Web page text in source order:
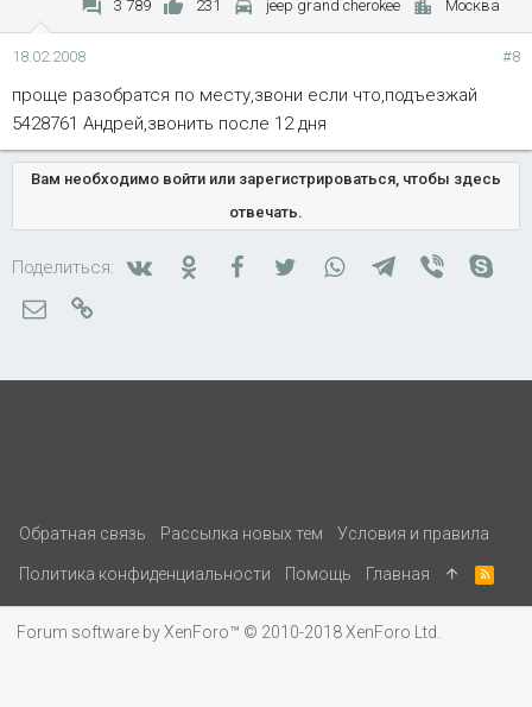
3 789 231 jeep grand cherokee Москва
18.02.2008 #8
проще разобратся по месту,звони если что,подъезжай
5428761 Андрей,звонить после 12 дня
Вам необходимо войти или зарегистрироваться, чтобы здесь
отвечать.
Поделиться: ВконтактеОдноклассники
FacebookTwitterWhatsAppTelegram
Viber
Электронная почта
Обратная связь Рассылка новых тем Условия и правила
Политика конфиденциальности Помощь Главная
R
S
Forum software by XenForo™ © 2010-2018 XenForo Ltd.